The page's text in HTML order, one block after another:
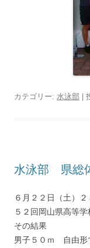
カテゴリー: 水泳部 |
水泳部 県総
６月２２日（土）
５２回岡山県高等
その結果
男子５０ｍ 自由形